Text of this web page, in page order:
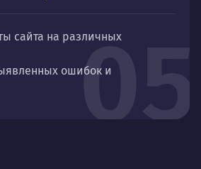
05
сайта на различных
ошибок и